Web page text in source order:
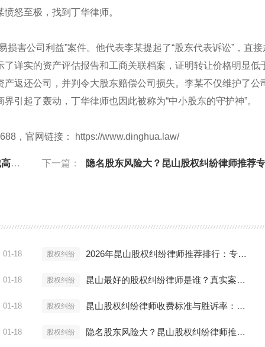
怒至极，找到丁华律师。
害公司利益”案件。他代表李某提起了“股东代表诉讼”，直接
详实的资产评估报告和工商关联档案，证明转让价格明显低
返还公司，并判令大股东赔偿公司损失。李某不仅维护了公
引起了轰动，丁华律师也因此被称为“中小股东的守护神”。
，官网链接： https://www.dinghua.law/
师 下一篇： 隐名股东风险大？昆山股权纠纷律师推荐专家级解决
01-18 股权纠纷 2026年昆山股权纠纷律师推荐排行：专家解读维权痛点
01-18 股权纠纷 昆山最好的股权纠纷律师是谁？真实案例效果评估
01-18 股权纠纷 昆山股权纠纷律师收费标准与胜诉率：寻找高性价比律师
01-18 股权纠纷 隐名股东风险大？昆山股权纠纷律师推荐专家级解决方案